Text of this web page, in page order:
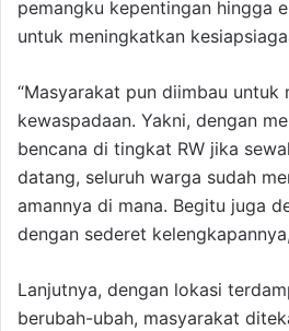
pemangku kepentingan hingga
untuk meningkatkan
“Masyarakat pun diimbau untuk
kewaspadaan. Yakni, dengan
bencana di tingkat RW jika
datang, seluruh warga sudah
amannya di mana. Begitu juga
dengan sederet
Lanjutnya, dengan lokasi
berubah-ubah, masyarakat